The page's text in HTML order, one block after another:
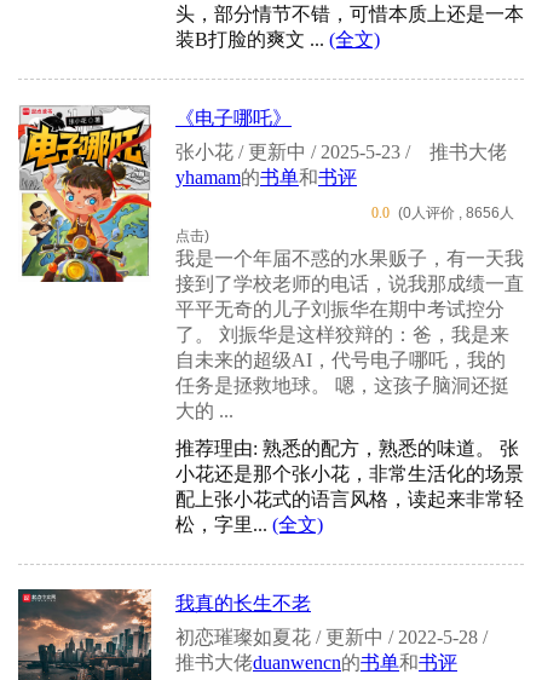
头，部分情节不错，可惜本质上还是一本
装B打脸的爽文 ... (全文)
《电子哪吒》
张小花 / 更新中 / 2025-5-23 /
推书大佬
yhamam的书单和书评
0.0 (0人评价 , 8656人
点击)
我是一个年届不惑的水果贩子，有一天我
接到了学校老师的电话，说我那成绩一直
平平无奇的儿子刘振华在期中考试控分
了。 刘振华是这样狡辩的：爸，我是来
自未来的超级AI，代号电子哪吒，我的
任务是拯救地球。 嗯，这孩子脑洞还挺
大的 ...
推荐理由: 熟悉的配方，熟悉的味道。 张
小花还是那个张小花，非常生活化的场景
配上张小花式的语言风格，读起来非常轻
松，字里... (全文)
我真的长生不老
初恋璀璨如夏花 / 更新中 / 2022-5-28 /
推书大佬duanwencn的书单和书评